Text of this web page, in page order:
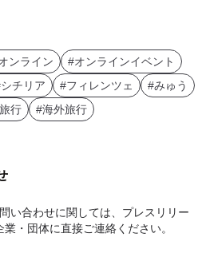
ンライン
#オンラインイベント
チリア #フィレンツェ
#みゅう
行 #海外旅行
い合わせに関しては、プレスリリー
・団体に直接ご連絡ください。